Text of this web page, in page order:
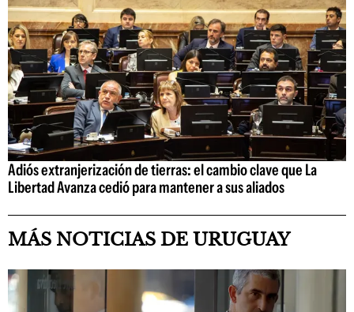
Adiós extranjerización de tierras: el cambio clave que La
Libertad Avanza cedió para mantener a sus aliados
MÁS NOTICIAS DE URUGUAY